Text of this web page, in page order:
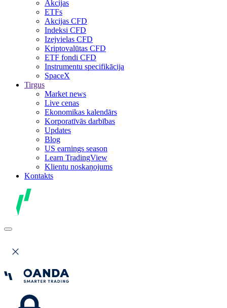
Akcijas
ETFs
Akcijas CFD
Indeksi CFD
Izejvielas CFD
Kriptovalūtas CFD
ETF fondi CFD
Instrumentu specifikācija
SpaceX
Tirgus
Market news
Live cenas
Ekonomikas kalendārs
Korporatīvās darbības
Updates
Blog
US earnings season
Learn TradingView
Klientu noskaņojums
Kontakts